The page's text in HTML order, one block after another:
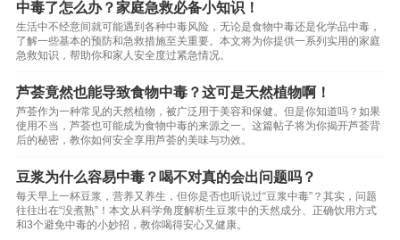
中毒了怎么办？家庭急救必备小知识！
生活中不经意间就可能遇到各种中毒风险，无论是食物中毒还是化学品中毒，
了解一些基本的预防和急救措施至关重要。本文将为你提供一系列实用的家庭
急救知识，帮助你和家人安全度过紧急情况。
芦荟竟然也能导致食物中毒？这可是天然植物啊！
芦荟作为一种常见的天然植物，被广泛用于美容和保健。但是你知道吗？如果
使用不当，芦荟也可能成为食物中毒的来源之一。这篇帖子将为你揭开芦荟背
后的秘密，教你如何安全享用芦荟的美味与功效。
豆浆为什么容易中毒？喝不对真的会出问题吗？
每天早上一杯豆浆，营养又养生，但你是否也听说过“豆浆中毒”？其实，问题
往往出在“没煮熟”！本文从科学角度解析生豆浆中的天然成分、正确饮用方式
和3个避免中毒的小妙招，教你喝得安心又健康。